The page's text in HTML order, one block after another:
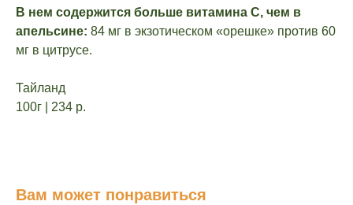
В нем содержится больше витамина С, чем в
апельсине: 84 мг в экзотическом «орешке» против 60
мг в цитрусе.
Тайланд
100г | 234 р.
Вам может понравиться